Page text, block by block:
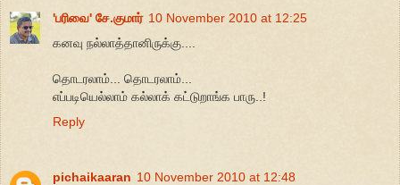
'பரிவை' சே.குமார் 10 November 2010 at 12:25
கனவு நல்லாத்தானிருக்கு....
தொடரலாம்... தொடரலாம்...
எப்படியெல்லாம் கல்லாக் கட்டுறாங்க பாரு..!
Reply
pichaikaaran 10 November 2010 at 12:48